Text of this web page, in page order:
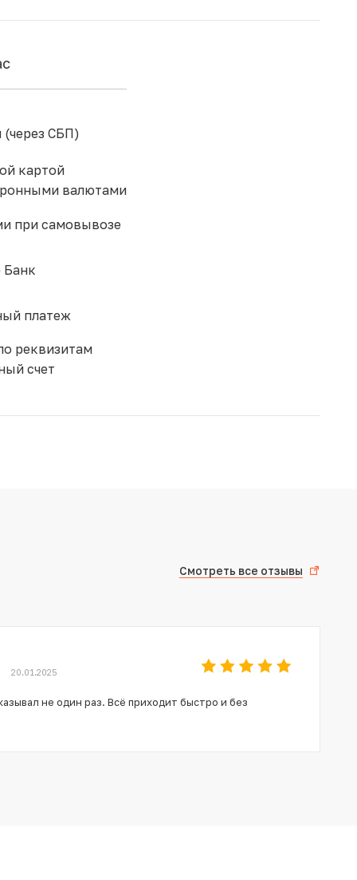
СБП)
картой
валютами
при самовывозе
Банк
платеж
реквизитам
счет
Смотреть все отзывы
20.01.2025
не один раз. Всё приходит быстро и без